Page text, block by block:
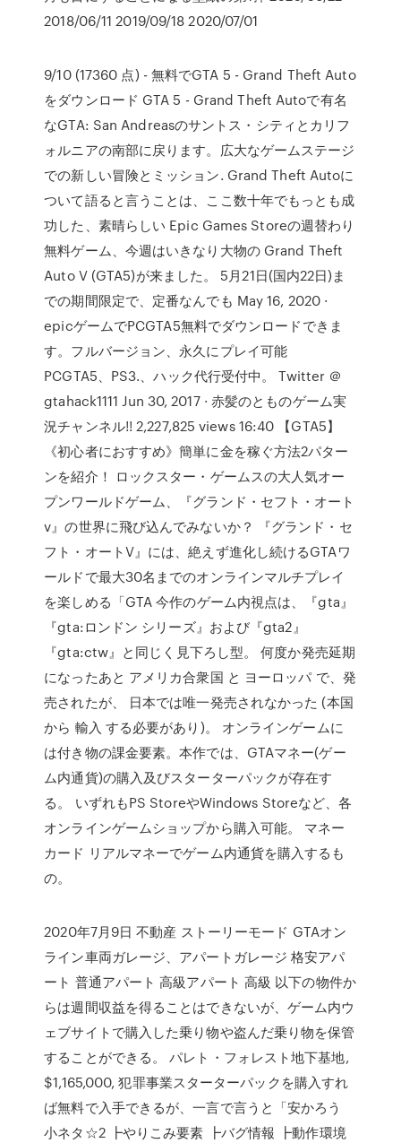
2018/06/11 2019/09/18 2020/07/01
9/10 (17360 点) - 無料でGTA 5 - Grand Theft Auto
をダウンロード GTA 5 - Grand Theft Autoで有名
なGTA: San Andreasのサントス・シティとカリフ
ォルニアの南部に戻ります。広大なゲームステージ
での新しい冒険とミッション. Grand Theft Autoに
ついて語ると言うことは、ここ数十年でもっとも成
功した、素晴らしい Epic Games Storeの週替わり
無料ゲーム、今週はいきなり大物の Grand Theft
Auto V (GTA5)が来ました。 5月21日(国内22日)ま
での期間限定で、定番なんでも May 16, 2020 ·
epicゲームでPCGTA5無料でダウンロードできま
す。フルバージョン、永久にプレイ可能
PCGTA5、PS3.、ハック代行受付中。 Twitter ＠
gtahack1111 Jun 30, 2017 · 赤髪のとものゲーム実
況チャンネル!! 2,227,825 views 16:40 【GTA5】
《初心者におすすめ》簡単に金を稼ぐ方法2パター
ンを紹介！ ロックスター・ゲームスの大人気オー
プンワールドゲーム、『グランド・セフト・オート
v』の世界に飛び込んでみないか？ 『グランド・セ
フト・オートV』には、絶えず進化し続けるGTAワ
ールドで最大30名までのオンラインマルチプレイ
を楽しめる「GTA 今作のゲーム内視点は、『gta』
『gta:ロンドン シリーズ』および『gta2』
『gta:ctw』と同じく見下ろし型。 何度か発売延期
になったあと アメリカ合衆国 と ヨーロッパ で、発
売されたが、 日本では唯一発売されなかった (本国
から 輸入 する必要があり)。 オンラインゲームに
は付き物の課金要素。本作では、GTAマネー(ゲー
ム内通貨)の購入及びスターターパックが存在す
る。 いずれもPS StoreやWindows Storeなど、各
オンラインゲームショップから購入可能。 マネー
カード リアルマネーでゲーム内通貨を購入するも
の。
2020年7月9日 不動産 ストーリーモード GTAオン
ライン車両ガレージ、アパートガレージ 格安アパ
ート 普通アパート 高級アパート 高級 以下の物件か
らは週間収益を得ることはできないが、ゲーム内ウ
ェブサイトで購入した乗り物や盗んだ乗り物を保管
することができる。 パレト・フォレスト地下基地,
$1,165,000, 犯罪事業スターターパックを購入すれ
ば無料で入手できるが、一言で言うと「安かろう
小ネタ☆2 ┣やりこみ要素 ┣バグ情報 ┣動作環境